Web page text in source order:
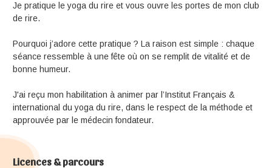
Je pratique le yoga du rire et vous ouvre les portes de mon club
de rire.
Pourquoi j’adore cette pratique ? La raison est simple : chaque
séance ressemble à une fête où on se remplit de vitalité et de
bonne humeur.
J'ai reçu mon habilitation à animer par l’Institut Français &
international du yoga du rire, dans le respect de la méthode et
approuvée par le médecin fondateur.
Licences & parcours